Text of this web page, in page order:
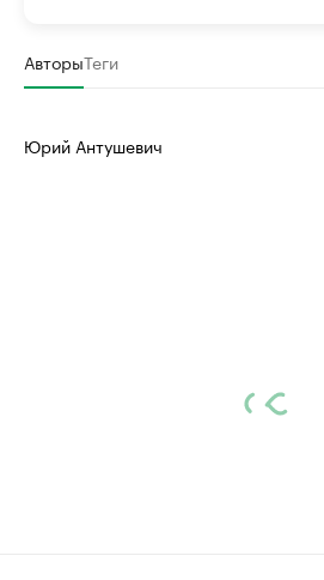
АвторыТеги
Юрий Антушевич